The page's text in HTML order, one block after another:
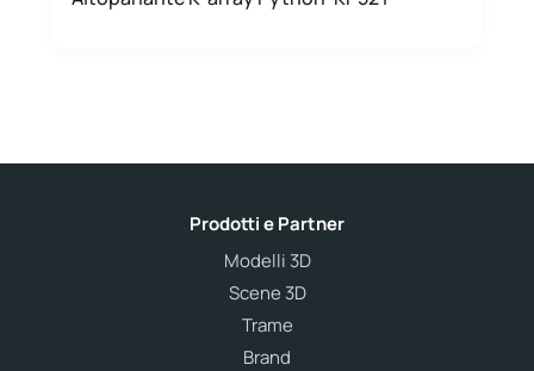
Prodotti e Partner
Modelli 3D
Scene 3D
Trame
Brand